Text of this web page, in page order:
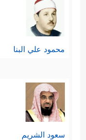
محمود علي البنا
سعود الشريم